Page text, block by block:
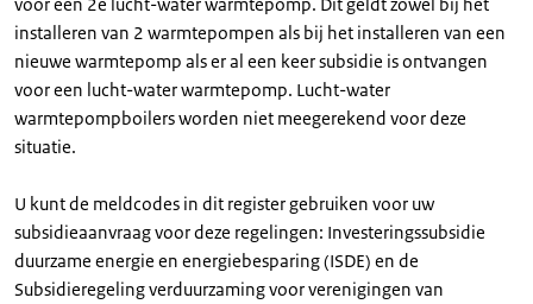
installeren van 2 warmtepompen als bij het installeren van een
nieuwe warmtepomp als er al een keer subsidie is ontvangen
voor een lucht-water warmtepomp. Lucht-water
warmtepompboilers worden niet meegerekend voor deze
situatie.
U kunt de meldcodes in dit register gebruiken voor uw
subsidieaanvraag voor deze regelingen: Investeringssubsidie
duurzame energie en energiebesparing (ISDE) en de
Subsidieregeling verduurzaming voor verenigingen van